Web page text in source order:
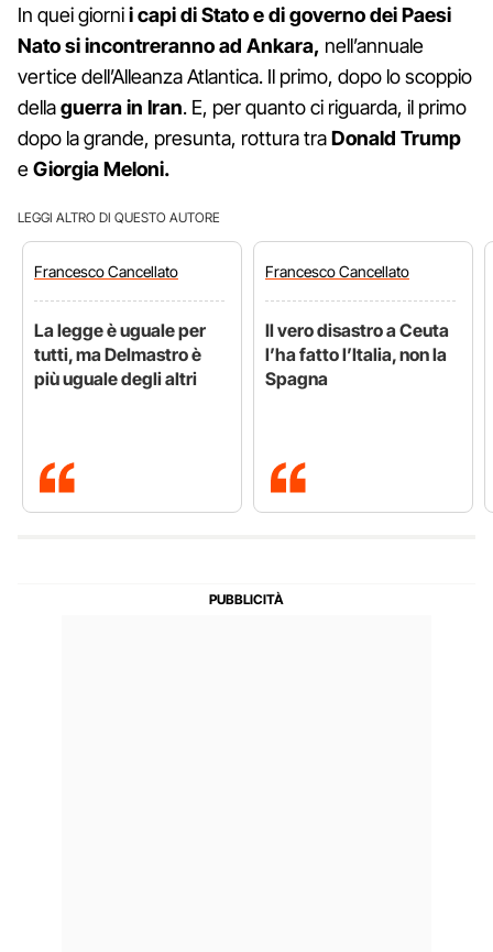
In quei giornii capi di Stato e di governo dei Paesi
Nato si incontreranno ad Ankara, nell’annuale
vertice dell’Alleanza Atlantica. Il primo, dopo lo scoppio
dellaguerra in Iran. E, per quanto ci riguarda, il primo
dopo la grande, presunta, rottura traDonald Trump
eGiorgia Meloni.
LEGGI ALTRO DI QUESTO AUTORE
FrancescoCancellato
La legge è uguale per
tutti, ma Delmastro è
più uguale degli altri
FrancescoCancellato
Il vero disastro a Ceuta
l’ha fatto l’Italia, non la
Spagna